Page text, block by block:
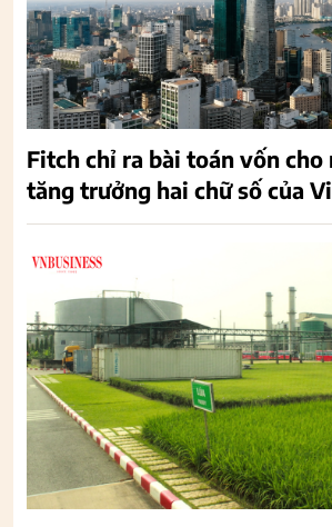
Fitch chỉ ra bài toán vốn cho
tăng trưởng hai chữ số của